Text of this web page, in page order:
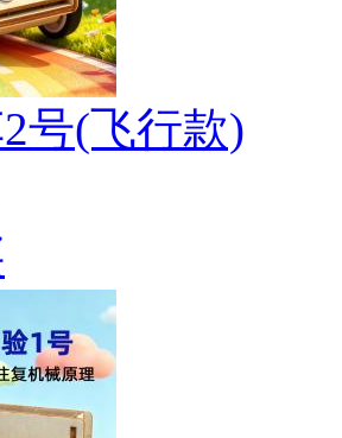
号(飞行款)